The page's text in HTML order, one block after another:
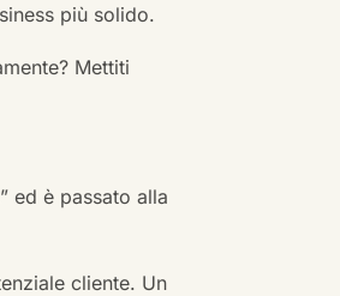
più solido.
Mettiti
ed è passato alla
cliente. Un